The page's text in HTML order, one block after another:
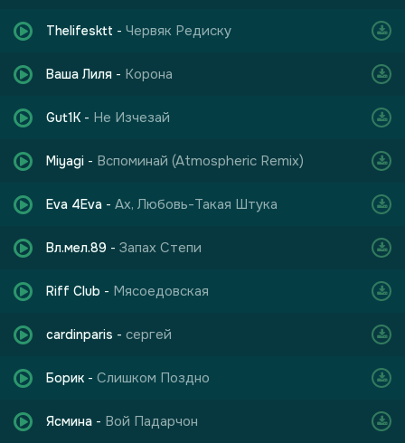
Thelifesktt - Червяк Редиску
Ваша Лиля - Корона
Gut1K - Не Изчезай
Miyagi - Вспоминай (Atmospheric Remix)
Eva 4Eva - Ах, Любовь-Такая Штука
Вл.мел.89 - Запах Степи
Riff Club - Мясоедовская
cardinparis - сергей
Борик - Слишком Поздно
Ясмина - Вой Падарчон